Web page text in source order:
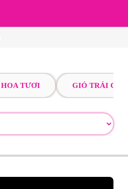
HOA TƯƠI GIỎ TRÁI CÂY